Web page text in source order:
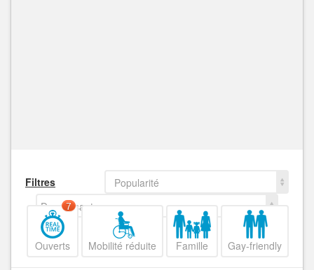
Filtres
Popularité
Decroissant
Ouverts
7
Mobilité réduite Famille Gay-friendly